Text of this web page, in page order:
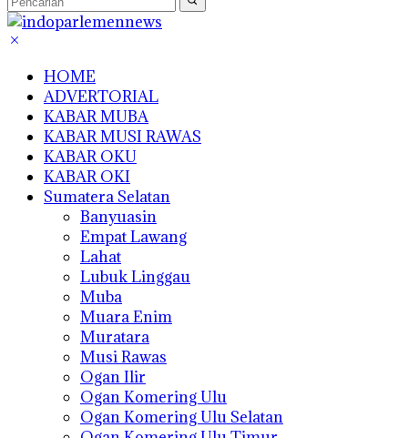
HOME
ADVERTORIAL
KABAR MUBA
KABAR MUSI RAWAS
KABAR OKU
KABAR OKI
Sumatera Selatan
Banyuasin
Empat Lawang
Lahat
Lubuk Linggau
Muba
Muara Enim
Muratara
Musi Rawas
Ogan Ilir
Ogan Komering Ulu
Ogan Komering Ulu Selatan